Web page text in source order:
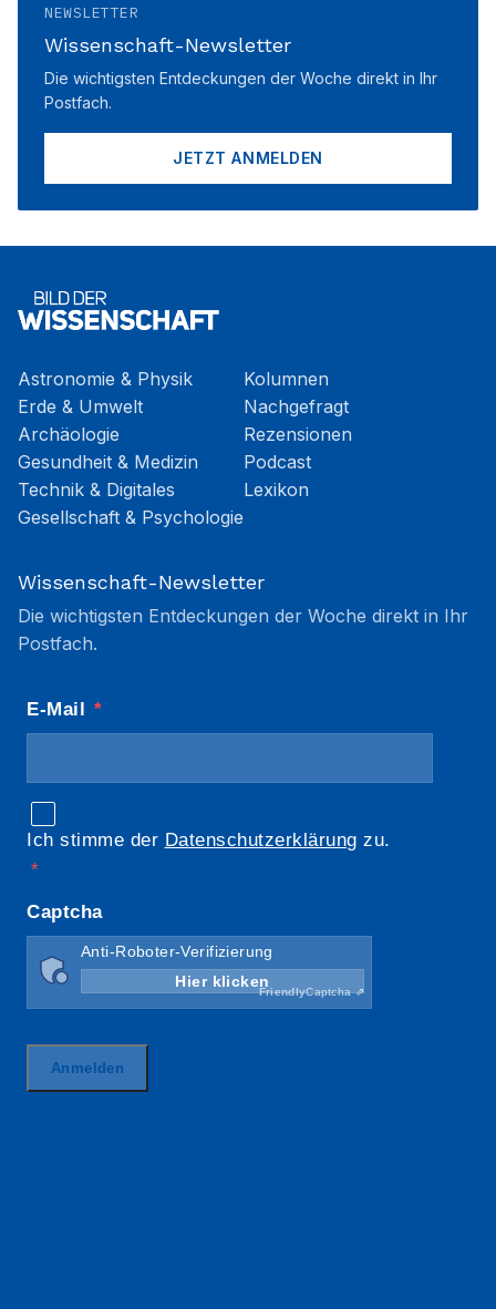
NEWSLETTER
Wissenschaft-Newsletter
Die wichtigsten Entdeckungen der Woche direkt in Ihr
Postfach.
JETZT ANMELDEN
Astronomie & Physik
Erde & Umwelt
Archäologie
Gesundheit & Medizin
Technik & Digitales
Gesellschaft & Psychologie
Kolumnen
Nachgefragt
Rezensionen
Podcast
Lexikon
Wissenschaft-Newsletter
Die wichtigsten Entdeckungen der Woche direkt in Ihr
Postfach.